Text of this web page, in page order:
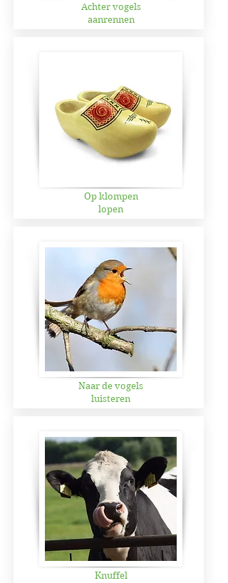
Achter vogels
aanrennen
Op klompen
lopen
Naar de vogels
luisteren
Knuffel